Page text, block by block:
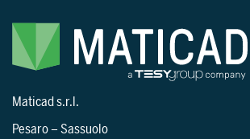
Maticad s.r.l.
Pesaro–Sassuolo